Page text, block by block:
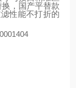
，国产平替款
性能不打折的